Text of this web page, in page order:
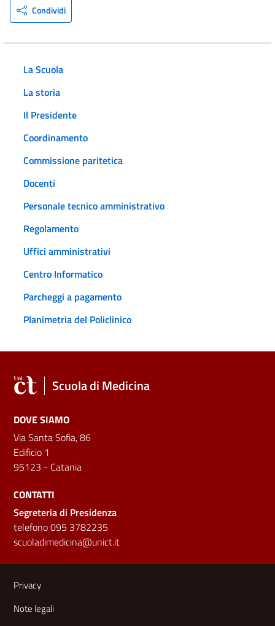
Condividi
La Scuola
La storia
Il Presidente
Coordinamento
Commissione paritetica
Docenti
Personale tecnico amministrativo
Regolamento
Uffici amministrativi
Centro Informatico
Parcheggi a pagamento
Planimetria del Policlinico
Scuola di Medicina
DOVE SIAMO
Via Santa Sofia, 86
Edificio 1
95123 - Catania
CONTATTI
Segreteria di Presidenza
telefono 095 3782235
scuoladimedicina@unict.it
Link e informazioni utili
Privacy
Note legali